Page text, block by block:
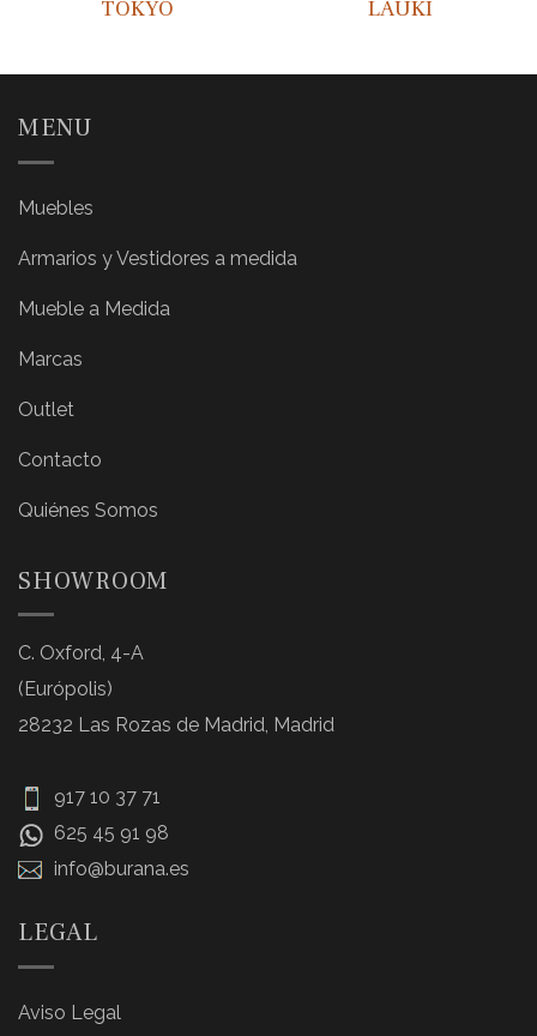
TOKYO LAUKI
MENU
Muebles
Armarios y Vestidores a medida
Mueble a Medida
Marcas
Outlet
Contacto
Quiénes Somos
SHOWROOM
C. Oxford, 4-A
(Európolis)
28232 Las Rozas de Madrid, Madrid
917 10 37 71
625 45 91 98
info@burana.es
LEGAL
Aviso Legal